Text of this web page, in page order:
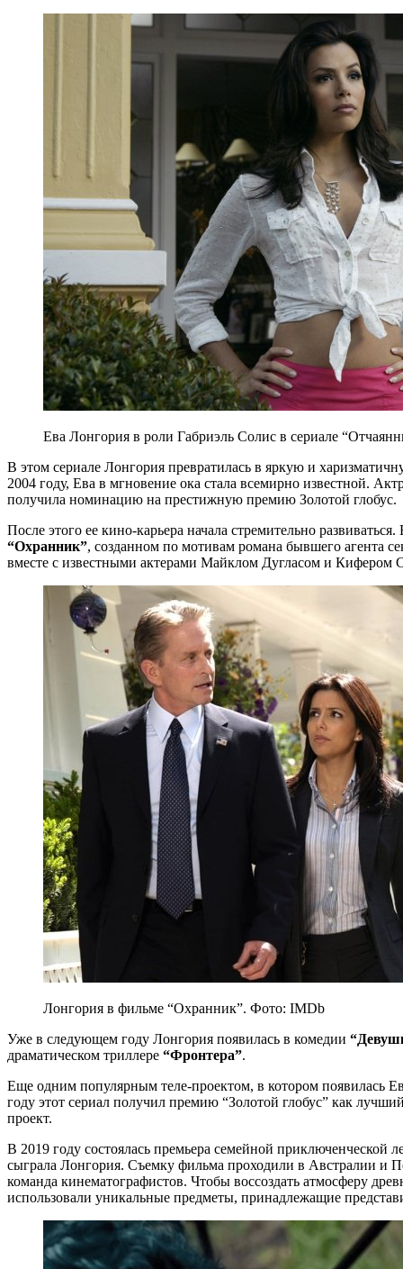
Ева Лонгория в роли Габриэль Солис в сериале
В этом сериале Лонгория превратилась в яркую и
2004 году, Ева в мгновение ока стала всемирно известной.
получила номинацию на престижную премию Золотой глобус.
После этого ее кино-карьера начала стремительно
“Охранник”, созданном по мотивам романа бывшего агента
вместе с известными актерами Майклом Дугласом и Кифером
Лонгория в фильме “Охранник”. Фото: IMDb
Уже в следующем году Лонгория появилась в комедии
драматическом триллере “Фронтера”.
Еще одним популярным теле-проектом, в котором появилась
году этот сериал получил премию “Золотой глобус” как
проект.
В 2019 году состоялась премьера семейной приключенческой
сыграла Лонгория. Съемку фильма проходили в Австралии и
команда кинематографистов. Чтобы воссоздать атмосферу
использовали уникальные предметы, принадлежащие